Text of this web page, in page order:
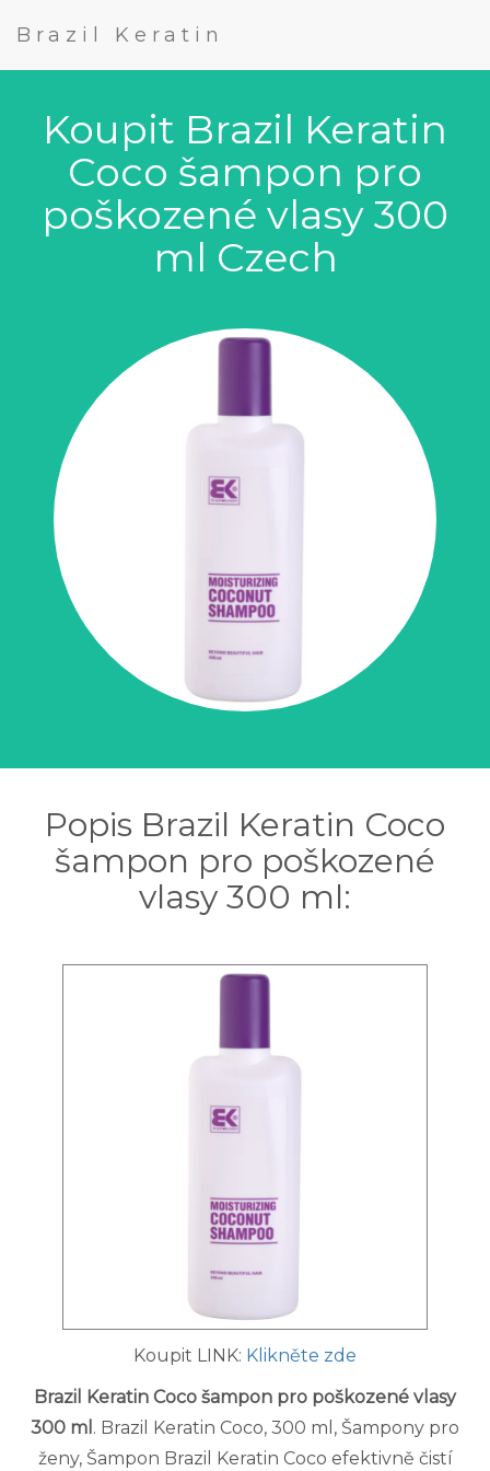
Brazil Keratin
Koupit Brazil Keratin
Coco šampon pro
poškozené vlasy 300
ml Czech
Popis Brazil Keratin Coco
šampon pro poškozené
vlasy 300 ml:
Koupit LINK: Klikněte zde
Brazil Keratin Coco šampon pro poškozené vlasy
300 ml . Brazil Keratin Coco, 300 ml, Šampony pro
ženy, Šampon Brazil Keratin Coco efektivně čistí